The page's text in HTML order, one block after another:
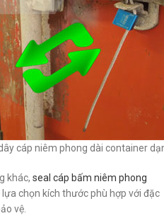
phong dài container
khác, seal cáp bấm niêm phong
chọn kích thước phù hợp với đặc
vệ.